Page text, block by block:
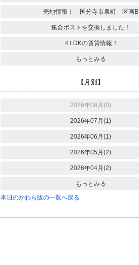
売地情報！ 国分寺市泉町 区画B
集合ポストを交換しました！
４LDKの賃貸情報！
もっとみる
【月別】
2026年08月(0)
2026年07月(1)
2026年06月(1)
2026年05月(2)
2026年04月(2)
もっとみる
本日のかわら版の一覧へ戻る